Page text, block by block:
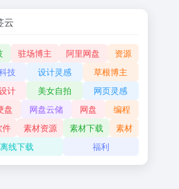
云
驻场博主 阿里网盘
资源
技
设计灵感
草根博主
计
美女自拍
网页灵感
盘
网盘云储 网盘
编程
件
素材资源 素材下载
素材
离线下载
福利